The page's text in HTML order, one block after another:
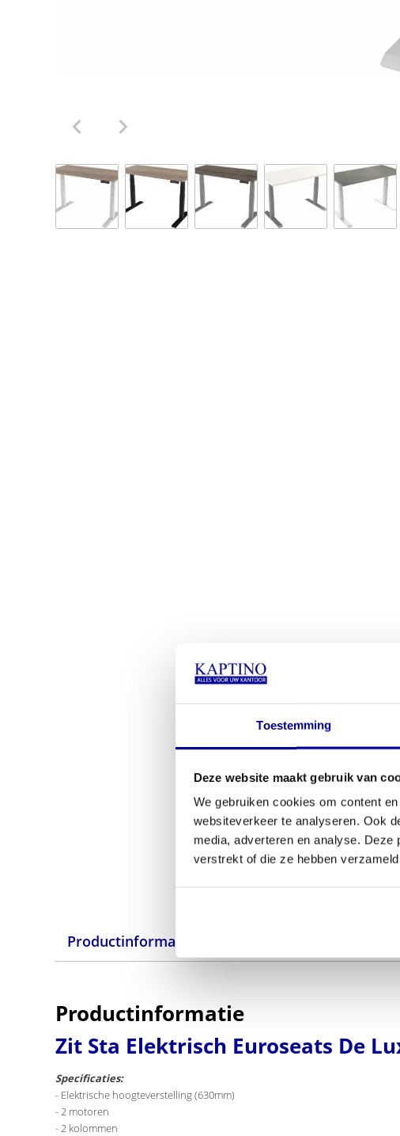
Toestemming
Deze website maakt gebruik van
We gebruiken cookies om content
websiteverkeer te analyseren. Ook
media, adverteren en analyse.
verstrekt of die ze hebben
Productinformatie
Productinformatie
Zit Sta Elektrisch Euroseats De
Specificaties:
- Elektrische hoogteverstelling (630mm)
- 2 motoren
- 2 kolommen